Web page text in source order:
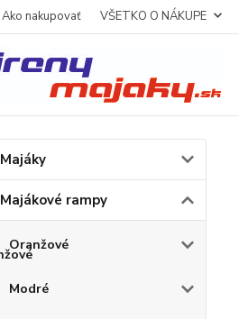
Ako nakupovať VŠETKO O NÁKUPE
Majáky
Majákové rampy
Oranžové
Modré